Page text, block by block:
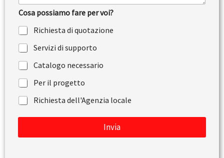
t
o
o
m
e
s
s
a
g
Cosa possiamo fare per voi?
Richiesta di quotazione
Servizi di supporto
Catalogo necessario
Per il progetto
Richiesta dell'Agenzia locale
Invia